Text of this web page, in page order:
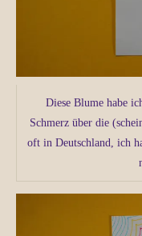
Diese Blume habe
Schmerz über die
oft in Deutschland, ich